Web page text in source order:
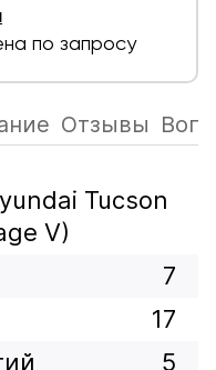
по запросу
Отзывы
Tucson
V)
7
17
5